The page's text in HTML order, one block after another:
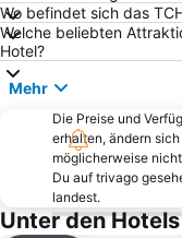
Plaza de las Flores - Santa
Aljucer
Salto del usero
Wo befindet sich das
Welche beliebten
Hotel?
Mehr
Die Preise und
erhalten, ändern
möglicherweise
Du auf trivago
landest.
Unter den